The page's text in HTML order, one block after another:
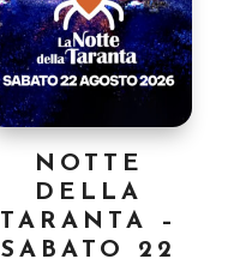
NOTTE
DELLA
TARANTA –
SABATO 22